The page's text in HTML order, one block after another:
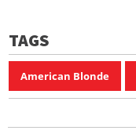
TAGS
American Blonde